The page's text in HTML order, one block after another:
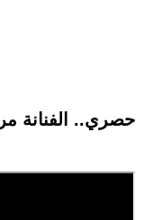
حصري.. الفنانة